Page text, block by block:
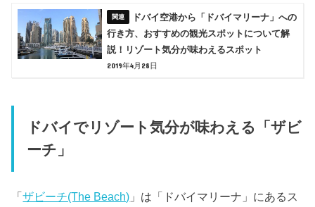
ドバイ空港から「ドバイマリーナ」への
行き方、おすすめの観光スポットについて解
説！リゾート気分が味わえるスポット
2019年4月28日
ドバイでリゾート気分が味わえる「ザビ
ーチ」
「ザビーチ(The Beach) 」は「ドバイマリーナ」にあるス